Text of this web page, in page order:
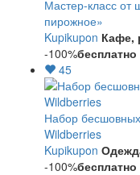
Мастер-класс
пирожное»
Kupikupon Кафе,
-100%бесплатно
45
Набор
Wildberries
Kupikupon
-100%бесплатно